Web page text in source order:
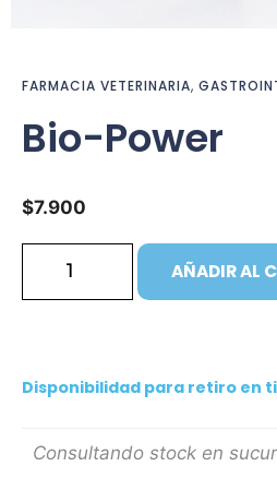
FARMACIA VETERINARIA,
Bio-Power
$7.900
AÑADIR AL
Disponibilidad para retiro en
Consultando stock en